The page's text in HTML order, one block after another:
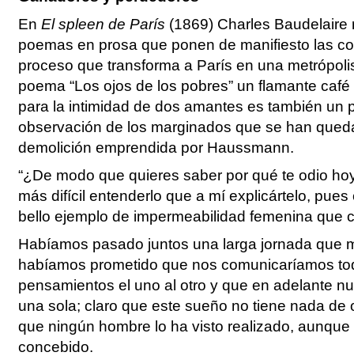
FASCISMO Y NAZISMO
LA EXPERIENCIA SOVIÉTICA, DE LA GUERRA CIVIL A LA
MUNDIAL
LA SEGUNDA GUERRA MUNDIAL Y EL HOLOCAUSTO
EL MUNDO COLONIAL Y DEPENDIENTE
EL ESCENARIO COMUNISTA
EL TERCER MUNDO
IMPOSICIÓN Y CRISIS DEL
EnEl spleen de París (1869) Charles Baudelaire
poemas en prosa que ponen de manifiesto las
proceso que transforma a París en una
poema “Los ojos de los pobres” un flamante
para la intimidad de dos amantes es también un
observación de los marginados que se han
demolición emprendida por Haussmann.
“¿De modo que quieres saber por qué te odio
más difícil entenderlo que a mí explicártelo,
bello ejemplo de impermeabilidad femenina que
Habíamos pasado juntos una larga jornada que
habíamos prometido que nos comunicaríamos
pensamientos el uno al otro y que en adelante
una sola; claro que este sueño no tiene nada de
que ningún hombre lo ha visto realizado,
concebido.